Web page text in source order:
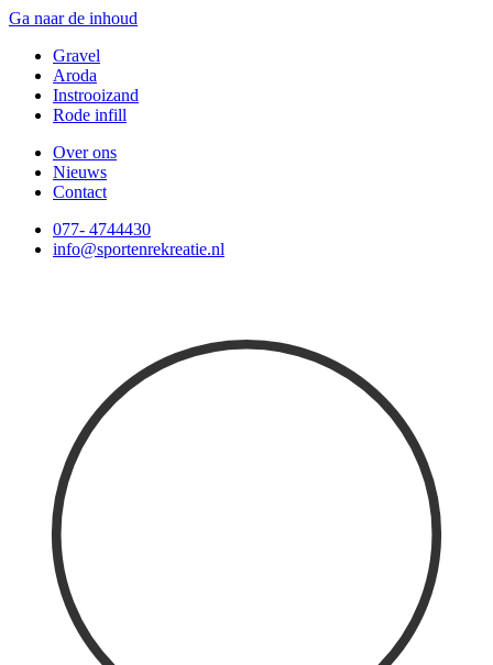
Ga naar de inhoud
Gravel
Aroda
Instrooizand
Rode infill
Over ons
Nieuws
Contact
077- 4744430
info@sportenrekreatie.nl